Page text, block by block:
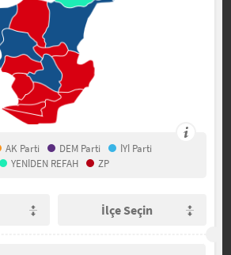
AK Parti DEM Parti
İYİ Parti
YENİDEN REFAH
ZP
İlçe Seçin